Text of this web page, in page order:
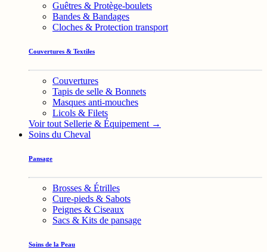
Guêtres & Protège-boulets
Bandes & Bandages
Cloches & Protection transport
Couvertures & Textiles
Couvertures
Tapis de selle & Bonnets
Masques anti-mouches
Licols & Filets
Voir tout Sellerie & Équipement →
Soins du Cheval
Pansage
Brosses & Étrilles
Cure-pieds & Sabots
Peignes & Ciseaux
Sacs & Kits de pansage
Soins de la Peau